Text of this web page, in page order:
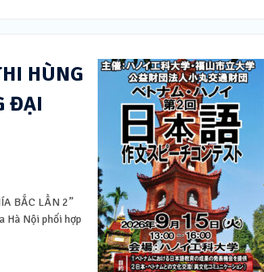
HÙNG
ĐẠI
BẮC LẦN 2”
Hà Nội phối hợp